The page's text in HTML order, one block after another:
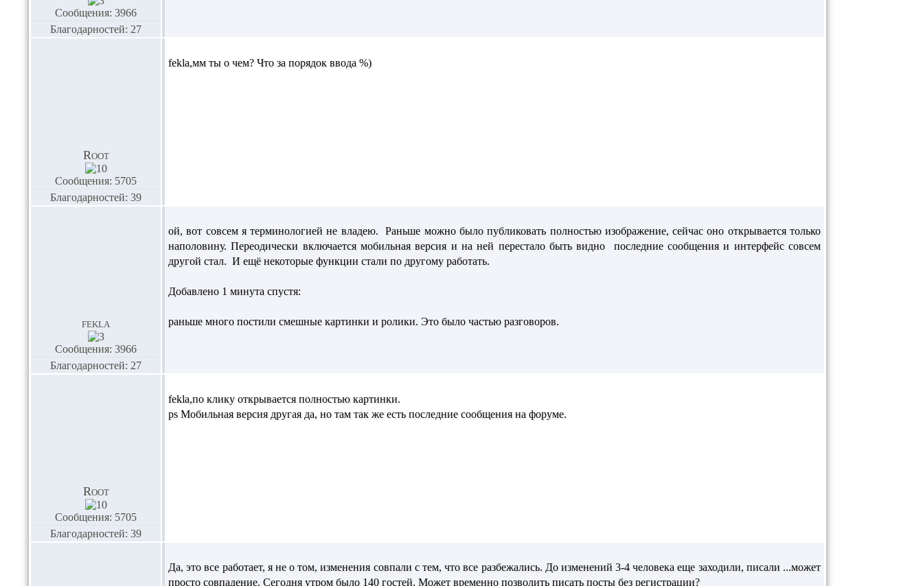
Сообщения: 3966
Благодарностей: 27
Root
Сообщения: 5705
Благодарностей: 39
fekla,мм ты о чем? Что за порядок ввода %)
fekla
Сообщения: 3966
Благодарностей: 27
ой, вот совсем я терминологией не владею. Раньше можно было публиковать полностью изображение, сейчас оно открывается только
наполовину. Переодически включается мобильная версия и на ней перестало быть видно последние сообщения и интерфейс совсем
другой стал. И ещё некоторые функции стали по другому работать.
Добавлено 1 минута спустя:
раньше много постили смешные картинки и ролики. Это было частью разговоров.
Root
Сообщения: 5705
Благодарностей: 39
fekla,по клику открывается полностью картинки.
ps Мобильная версия другая да, но там так же есть последние сообщения на форуме.
Да, это все работает, я не о том, изменения совпали с тем, что все разбежались. До изменений 3-4 человека еще заходили, писали ...может
просто совпадение. Сегодня утром было 140 гостей. Может временно позволить писать посты без регистрации?